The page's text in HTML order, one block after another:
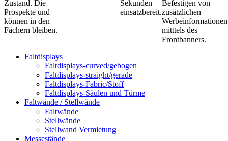
Zustand. Die
Prospekte und
können in den
Fächern bleiben.
Sekunden
einsatzbereit.
Befestigen von
zusätzlichen
Werbeinformationen
mitttels des
Frontbanners.
Faltdisplays
Faltdisplays-curved/gebogen
Faltdisplays-straight/gerade
Faltdisplays-Fabric/Stoff
Faltdisplays-Säulen und Türme
Faltwände / Stellwände
Faltwände
Stellwände
Stellwand Vermietung
Messestände